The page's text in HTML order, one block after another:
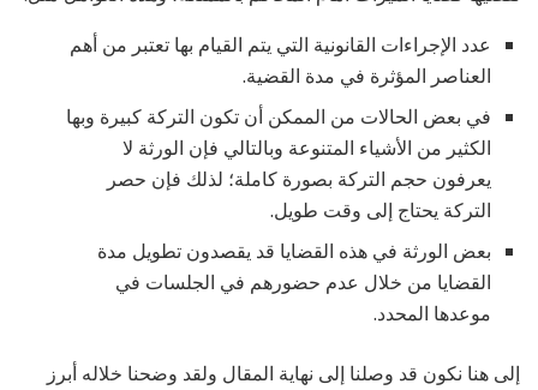
عدد الإجراءات القانونية التي يتم القيام بها تعتبر من أهم
العناصر المؤثرة في مدة القضية.
في بعض الحالات من الممكن أن تكون التركة كبيرة وبها
الكثير من الأشياء المتنوعة وبالتالي فإن الورثة لا
يعرفون حجم التركة بصورة كاملة؛ لذلك فإن حصر
التركة يحتاج إلى وقت طويل.
بعض الورثة في هذه القضايا قد يقصدون تطويل مدة
القضايا من خلال عدم حضورهم في الجلسات في
موعدها المحدد.
إلى هنا نكون قد وصلنا إلى نهاية المقال ولقد وضحنا خلاله أبرز